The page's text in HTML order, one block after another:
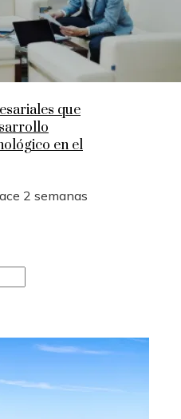
que
en el
2 semanas